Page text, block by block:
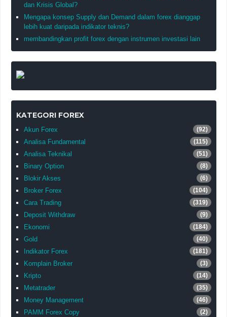
dan Krisis Global?
Mengapa konsep Supply dan Demand dalam forex dianggap
lebih kuat daripada indikator teknis?
membandingkan profit forex dengan instrumen investasi lain
KATEGORI FOREX
Akun Forex (92)
Analisa Fundamental (115)
Analisa Teknikal (51)
Binary Option (8)
Blokir Akses (6)
Broker Forex (104)
Cara Trading (319)
Deposit Withdraw (9)
Ekonomi (184)
Gold (40)
Indikator Forex (181)
Komplain Broker (3)
Kripto (14)
Metatrader (35)
Money Management (46)
PAMM Forex Copy (2)